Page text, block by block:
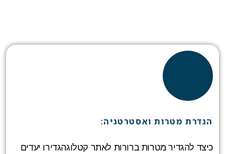
הגדרת מטרות ואסטרטגיה:
כיצד להגדיר מטרות ברורות לאתר קטלוגהגדירו יעדים